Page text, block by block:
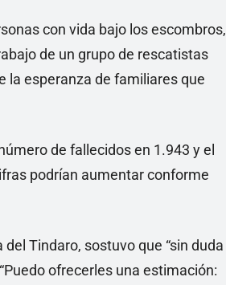
con vida bajo los escombros,
de un grupo de rescatistas
la esperanza de familiares que
de fallecidos en 1.943 y el
podrían aumentar conforme
Tindaro, sostuvo que “sin duda
ofrecerles una estimación: